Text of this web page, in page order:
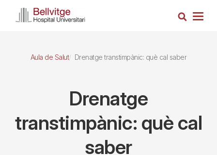
Cerca
Aula de Salut Drenatge transtimpànic: què cal saber
Drenatge
transtimpànic: què cal
saber